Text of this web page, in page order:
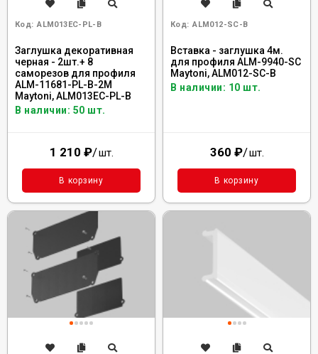
Код: ALM013EC-PL-B
Заглушка декоративная
черная - 2шт.+ 8
саморезов для профиля
ALM-11681-PL-B-2M
Maytoni, ALM013EC-PL-B
В наличии: 50 шт.
1 210 ₽/шт.
В корзину
Код: ALM012-SC-B
Вставка - заглушка 4м.
для профиля ALM-9940-SC
Maytoni, ALM012-SC-B
В наличии: 10 шт.
360 ₽/шт.
В корзину